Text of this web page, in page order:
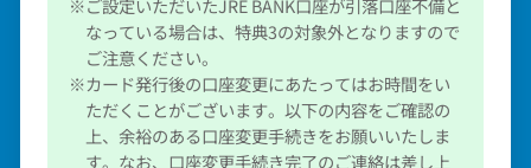
なっている場合は、特典3の対象外となりますので
ご注意ください。
※カード発行後の口座変更にあたってはお時間をい
ただくことがございます。以下の内容をご確認の
上、余裕のある口座変更手続きをお願いいたしま
す。なお、口座変更手続き完了のご連絡は差し上